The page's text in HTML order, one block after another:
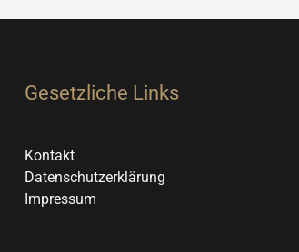
Gesetzliche Links
Kontakt
Datenschutzerklärung
Impressum